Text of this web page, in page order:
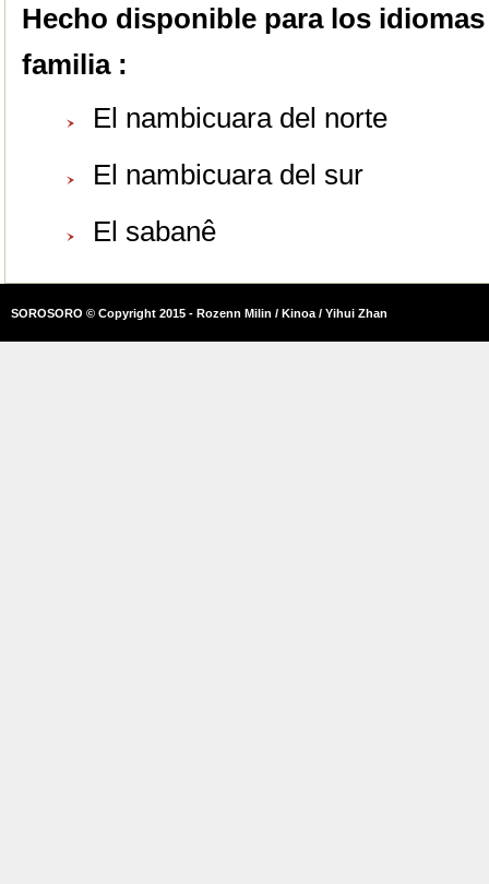
Hecho disponible para los
familia :
El nambicuara del norte
El nambicuara del sur
El sabanê
SOROSORO © Copyright 2015 - Rozenn Milin / Kinoa / Yihui Zhan